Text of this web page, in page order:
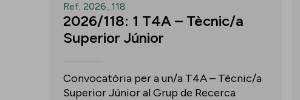
Ref. 2026_118
2026/118: 1 T4A – Tècnic/a
Superior Júnior
Convocatòria per a un/a T4A – Tècnic/a
Superior Júnior al Grup de Recerca